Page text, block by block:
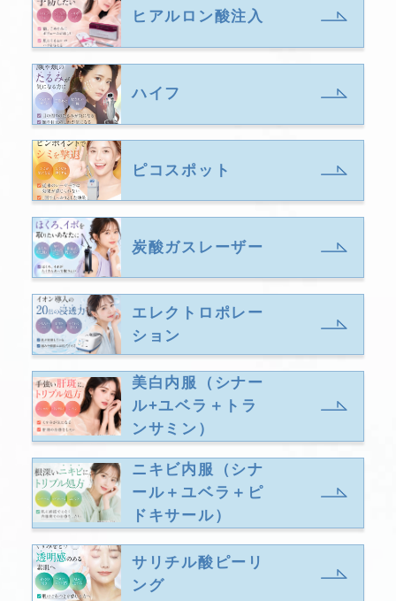
ヒアルロン酸注入
ハイフ
ピコスポット
炭酸ガスレーザー
エレクトロポレー
ション
美白内服（シナー
ル+ユベラ＋トラ
ンサミン）
ニキビ内服（シナ
ール＋ユベラ＋ピ
ドキサール）
サリチル酸ピーリ
ング